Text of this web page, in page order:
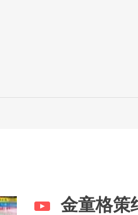
金童格策